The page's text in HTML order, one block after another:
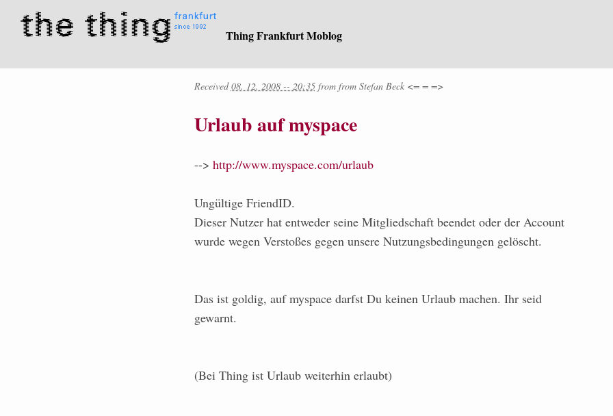
Thing Frankfurt Moblog
Received08. 12. 2008 -- 20:35from from Stefan Beck <= = =>
Urlaub auf myspace
--> http://www.myspace.com/urlaub
Ungültige FriendID.
Dieser Nutzer hat entweder seine Mitgliedschaft beendet oder der Account
wurde wegen Verstoßes gegen unsere Nutzungsbedingungen gelöscht.
Das ist goldig, auf myspace darfst Du keinen Urlaub machen. Ihr seid
gewarnt.
(Bei Thing ist Urlaub weiterhin erlaubt)